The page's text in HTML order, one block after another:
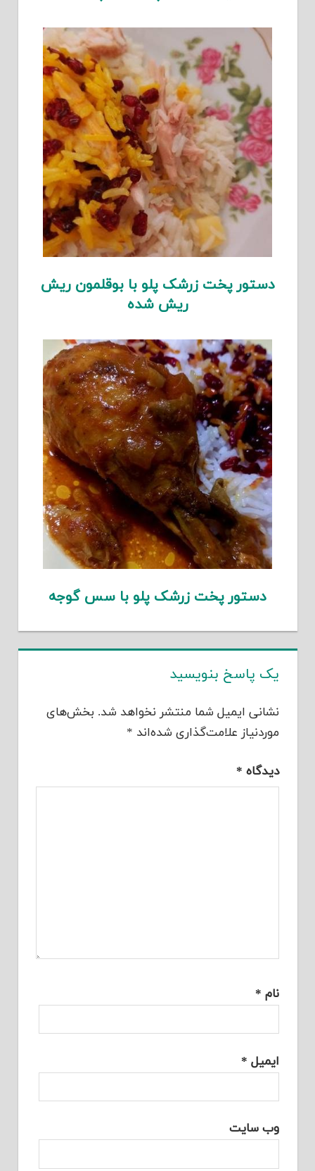
دستور پخت زرشک پلو با بوقلمون ریش
ریش شده
دستور پخت زرشک پلو با سس گوجه
یک پاسخ بنویسید
نشانی ایمیل شما منتشر نخواهد شد. بخش‌های
موردنیاز علامت‌گذاری شده‌اند *
دیدگاه *
نام *
ایمیل *
وب‌ سایت